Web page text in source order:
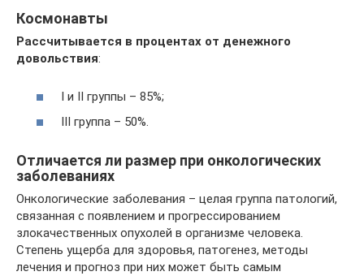
Космонавты
Рассчитывается в процентах от денежного
довольствия:
I и II группы – 85%;
III группа – 50%.
Отличается ли размер при онкологических
заболеваниях
Онкологические заболевания – целая группа патологий,
связанная с появлением и прогрессированием
злокачественных опухолей в организме человека.
Степень ущерба для здоровья, патогенез, методы
лечения и прогноз при них может быть самым